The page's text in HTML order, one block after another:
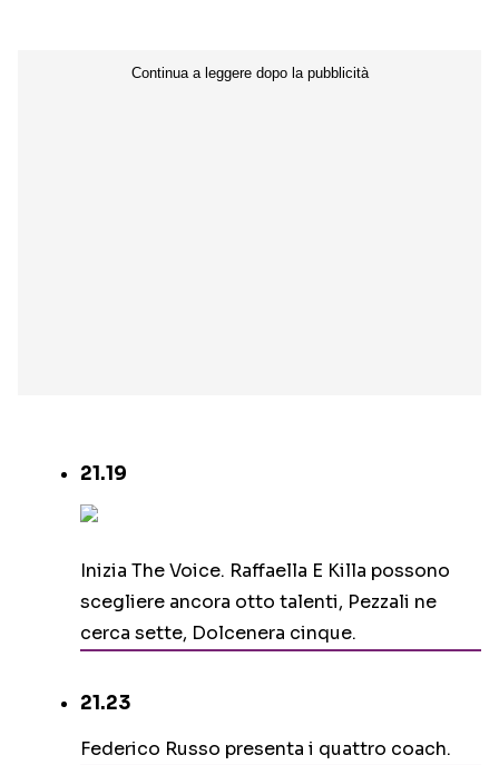
21.19
Inizia The Voice. Raffaella E Killa possono
scegliere ancora otto talenti, Pezzali ne
cerca sette, Dolcenera cinque.
21.23
Federico Russo presenta i quattro coach.